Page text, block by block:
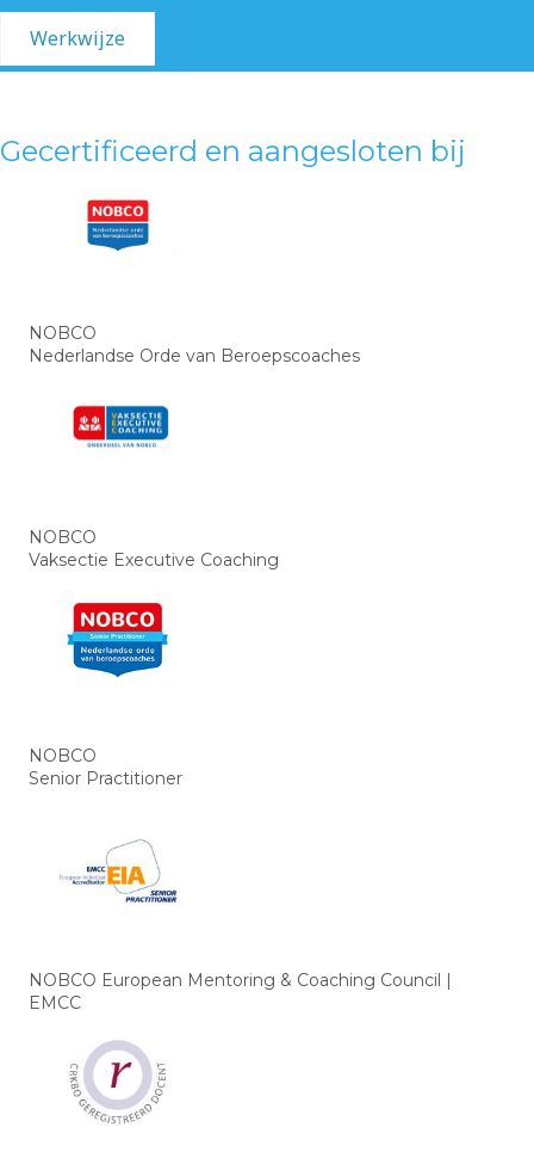
Werkwijze
Gecertificeerd en aangesloten bij
NOBCO
Nederlandse Orde van Beroepscoaches
NOBCO
Vaksectie Executive Coaching
NOBCO
Senior Practitioner
NOBCO European Mentoring & Coaching Council |
EMCC